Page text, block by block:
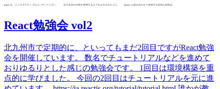
React勉強会 vol2
北九州市で定期的に、といってもまだ2回目ですがReact勉強
会を開催しています。 数名でチュートリアルなどを進めて
おりゆるりとした感じの勉強会です。 1回目は環境構築を重
点的に学びました。 今回の2回目はチュートリアルを元に進